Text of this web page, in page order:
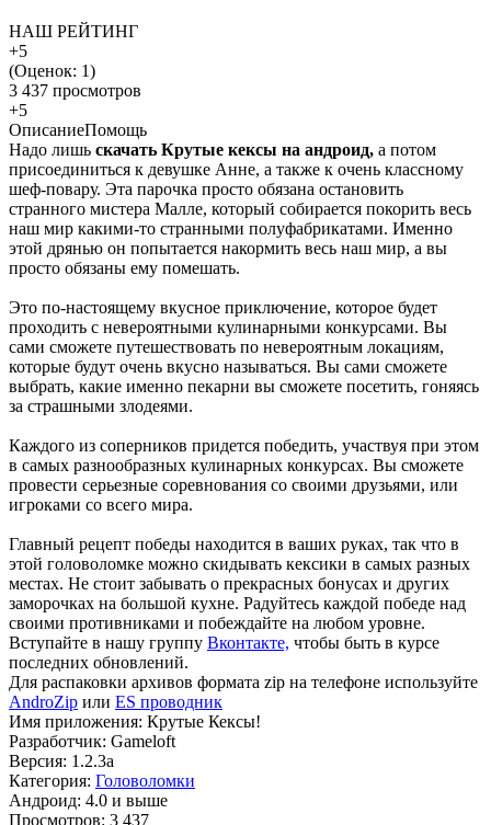
НАШ РЕЙТИНГ
+5
(Оценок: 1)
3 437 просмотров
+5
ОписаниеПомощь
Надо лишь скачать Крутые кексы на андроид, а потом
присоединиться к девушке Анне, а также к очень классному
шеф-повару. Эта парочка просто обязана остановить
странного мистера Малле, который собирается покорить весь
наш мир какими-то странными полуфабрикатами. Именно
этой дрянью он попытается накормить весь наш мир, а вы
просто обязаны ему помешать.
Это по-настоящему вкусное приключение, которое будет
проходить с невероятными кулинарными конкурсами. Вы
сами сможете путешествовать по невероятным локациям,
которые будут очень вкусно называться. Вы сами сможете
выбрать, какие именно пекарни вы сможете посетить, гоняясь
за страшными злодеями.
Каждого из соперников придется победить, участвуя при этом
в самых разнообразных кулинарных конкурсах. Вы сможете
провести серьезные соревнования со своими друзьями, или
игроками со всего мира.
Главный рецепт победы находится в ваших руках, так что в
этой головоломке можно скидывать кексики в самых разных
местах. Не стоит забывать о прекрасных бонусах и других
заморочках на большой кухне. Радуйтесь каждой победе над
своими противниками и побеждайте на любом уровне.
Вступайте в нашу группу Вконтакте, чтобы быть в курсе
последних обновлений.
Для распаковки архивов формата zip на телефоне используйте
AndroZip или ES проводник
Имя приложения: Крутые Кексы!
Разработчик: Gameloft
Версия: 1.2.3a
Категория: Головоломки
Андроид: 4.0 и выше
Просмотров: 3 437